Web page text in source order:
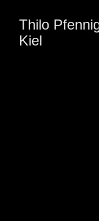
Thilo
Kiel